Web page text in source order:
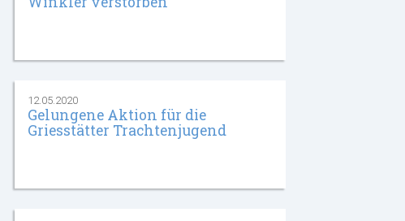
12.05.2020
Gelungene Aktion für die
Griesstätter Trachtenjugend